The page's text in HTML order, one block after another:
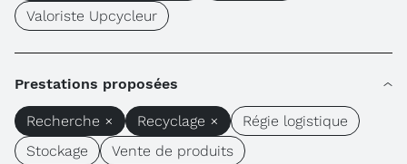
Valoriste Upcycleur
Prestations proposées
Recherche × Recyclage ×
Régie logistique
Stockage
Vente de produits